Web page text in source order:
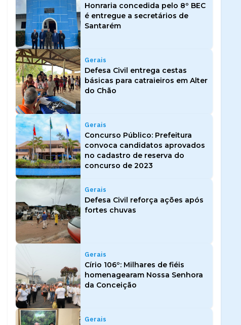
Honraria concedida pelo 8º BEC
é entregue a secretários de
Santarém
Gerais
Defesa Civil entrega cestas
básicas para catraieiros em Alter
do Chão
Gerais
Concurso Público: Prefeitura
convoca candidatos aprovados
no cadastro de reserva do
concurso de 2023
Gerais
Defesa Civil reforça ações após
fortes chuvas
Gerais
Círio 106º: Milhares de fiéis
homenagearam Nossa Senhora
da Conceição
Gerais